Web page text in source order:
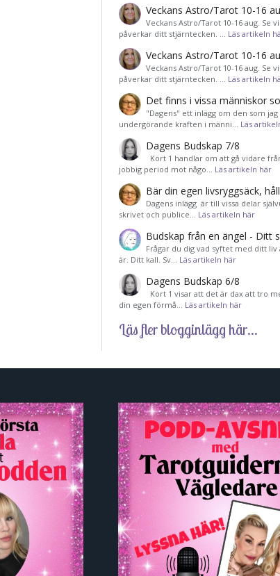
Veckans Astro/Tarot 10-16
Veckans Astro/Tarot 10-16 aug. Se
påverkar ditt stjärntecken. … Läs artikeln
Veckans Astro/Tarot 10-16
Veckans Astro/Tarot 10-16 aug. Se
påverkar ditt stjärntecken. … Läs artikeln
Det finns i vissa människor
"Dagens" ett inlägg om den som
undergörande kraften i männi… Läs
Dagens Budskap 7/8
Kort 1 handlar om att gå vidare
jobbig period mot någo… Läs artikeln här
Bär din egen livsryggsäck,
Dagens inlägg är till vissa delar
skrivet och publice… Läs artikeln här
Budskap från en ängel - Ditt
Frågar du dig vad syftet med ditt
är. Ditt kall. Sv… Läs artikeln här
Dagens Budskap 6/8
Kort 1 visar att det är dax att tro
din egen förmå… Läs artikeln här
Läs fler blogginlägg här...